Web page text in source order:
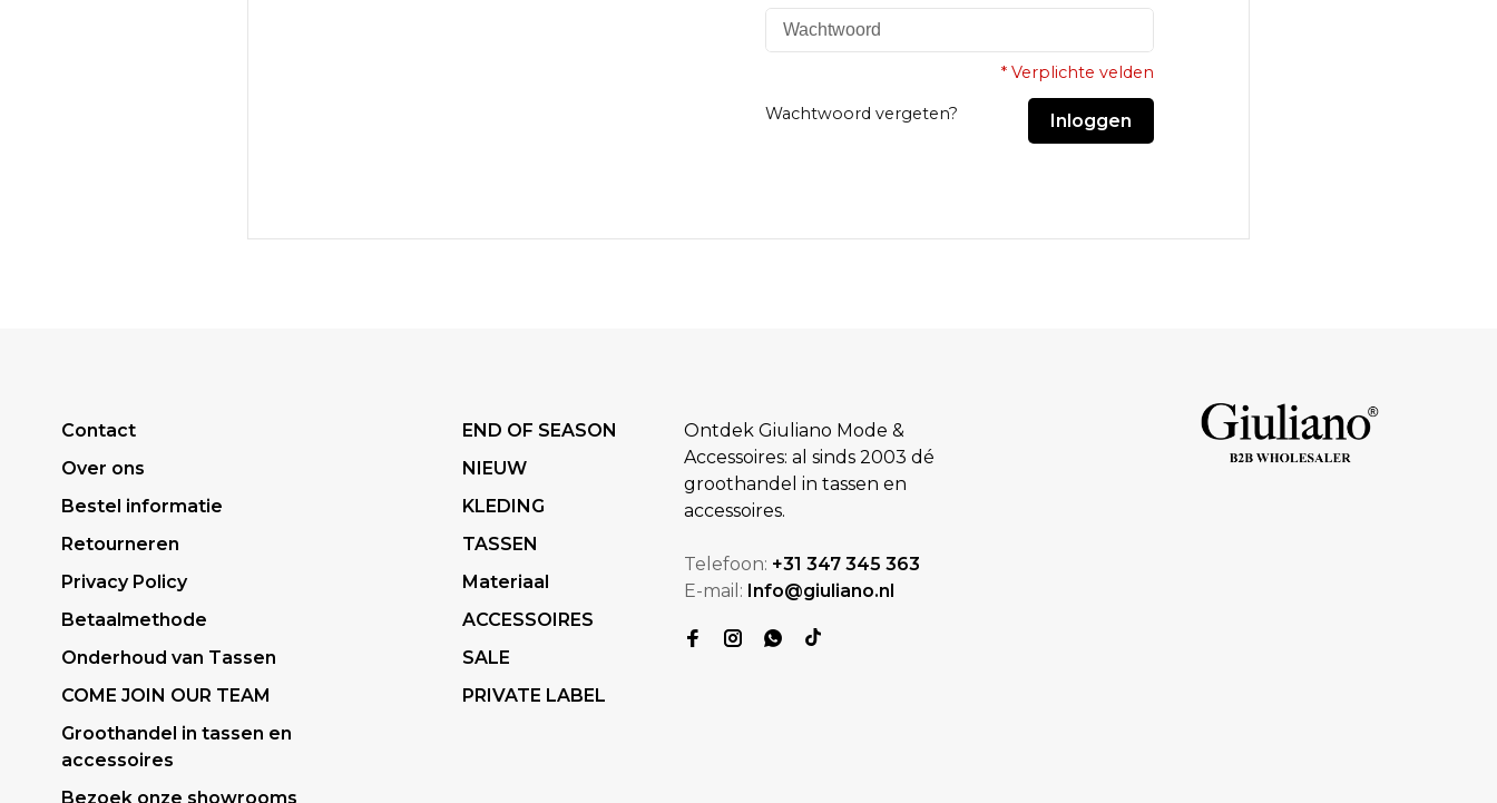
* Verplichte velden
Wachtwoord vergeten? Inloggen
Contact
Over ons
Bestel informatie
Retourneren
Privacy Policy
Betaalmethode
Onderhoud van Tassen
COME JOIN OUR TEAM
Groothandel in tassen en
accessoires
Bezoek onze showrooms
END OF SEASON
NIEUW
KLEDING
TASSEN
Materiaal
ACCESSOIRES
SALE
PRIVATE LABEL
Ontdek Giuliano Mode &
Accessoires: al sinds 2003 dé
groothandel in tassen en
accessoires.
Telefoon: +31 347 345 363
E-mail: Info@giuliano.nl